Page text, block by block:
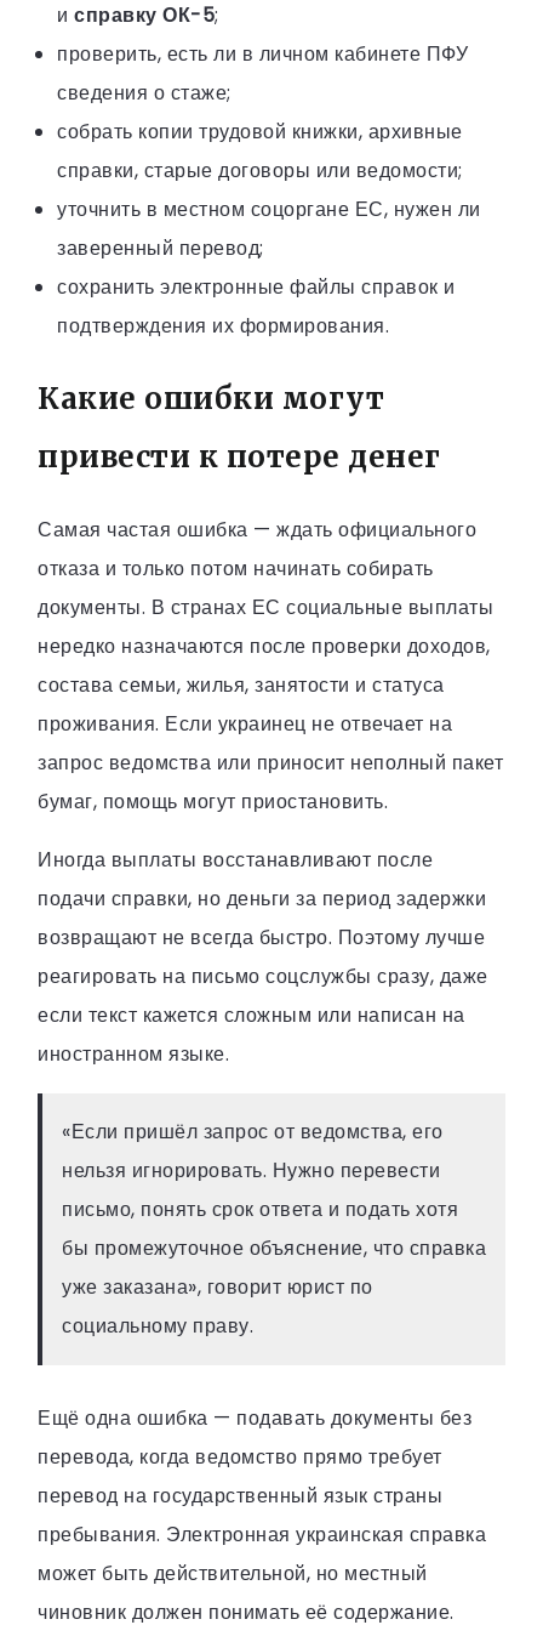
и справку ОК-5;
проверить, есть ли в личном кабинете ПФУ
сведения о стаже;
собрать копии трудовой книжки, архивные
справки, старые договоры или ведомости;
уточнить в местном соцоргане ЕС, нужен ли
заверенный перевод;
сохранить электронные файлы справок и
подтверждения их формирования.
Какие ошибки могут
привести к потере денег
Самая частая ошибка — ждать официального
отказа и только потом начинать собирать
документы. В странах ЕС социальные выплаты
нередко назначаются после проверки доходов,
состава семьи, жилья, занятости и статуса
проживания. Если украинец не отвечает на
запрос ведомства или приносит неполный пакет
бумаг, помощь могут приостановить.
Иногда выплаты восстанавливают после
подачи справки, но деньги за период задержки
возвращают не всегда быстро. Поэтому лучше
реагировать на письмо соцслужбы сразу, даже
если текст кажется сложным или написан на
иностранном языке.
«Если пришёл запрос от ведомства, его
нельзя игнорировать. Нужно перевести
письмо, понять срок ответа и подать хотя
бы промежуточное объяснение, что справка
уже заказана», говорит юрист по
социальному праву.
Ещё одна ошибка — подавать документы без
перевода, когда ведомство прямо требует
перевод на государственный язык страны
пребывания. Электронная украинская справка
может быть действительной, но местный
чиновник должен понимать её содержание.